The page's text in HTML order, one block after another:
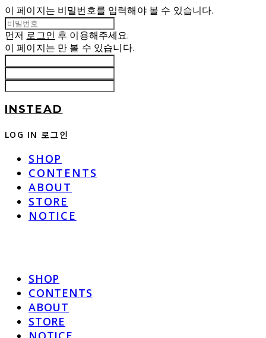
이 페이지는 비밀번호를 입력해야 볼 수 있습니다.
먼저 로그인 후 이용해주세요.
이 페이지는 만 볼 수 있습니다.
INSTEAD
LOG IN 로그인
SHOP
CONTENTS
ABOUT
STORE
NOTICE
SHOP
CONTENTS
ABOUT
STORE